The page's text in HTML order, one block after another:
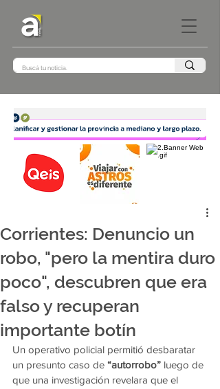
Corrientes: Denuncio un
robo, "pero la mentira duro
poco", descubren que era
falso y recuperan
importante botín
Un operativo policial permitió desbaratar
un presunto caso de “autorrobo” luego de
que una investigación revelara que el